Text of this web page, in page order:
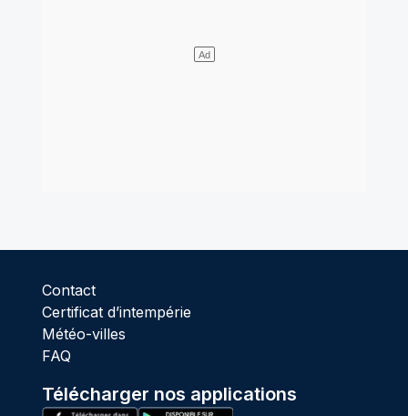
Contact
Certificat d’intempérie
Météo-villes
FAQ
Télécharger nos applications